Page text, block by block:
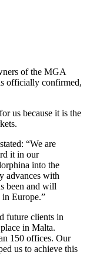
of the MGA
officially confirmed,
us because it is the
“We are
it in our
into the
advances with
been and will
Europe.”
future clients in
in Malta.
150 offices. Our
us to achieve this